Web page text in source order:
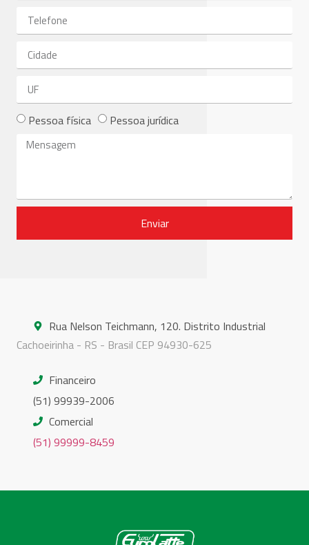
Pessoa física Pessoa jurídica
Enviar
Rua Nelson Teichmann, 120. Distrito Industrial
Cachoeirinha - RS - Brasil CEP 94930-625
Financeiro
(51) 99939-2006
Comercial
(51) 99999-8459